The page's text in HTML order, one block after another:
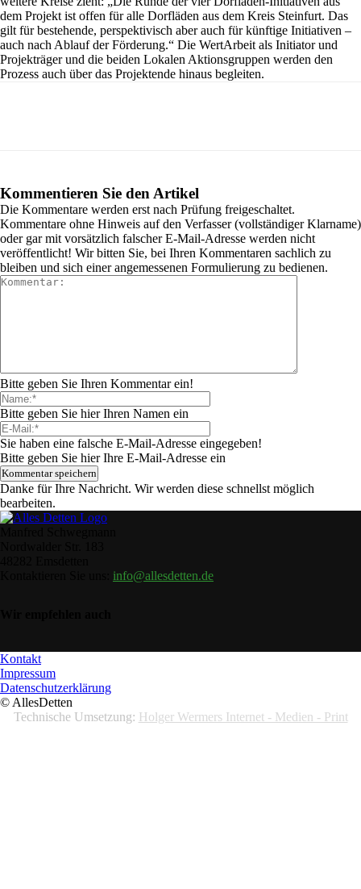
dem Projekt ist offen für alle Dorfläden aus dem Kreis Steinfurt. Das
gilt für bestehende, perspektivisch aber auch für künftige Initiativen –
auch nach Ablauf der Förderung.“ Die WertArbeit als Initiator und
Projekträger und die beiden Lokalen Aktionsgruppen werden den
Prozess auch über das Projektende hinaus begleiten.
Kommentieren Sie den Artikel
Die Kommentare werden erst nach Prüfung freigeschaltet.
Kommentare ohne Hinweis auf den Verfasser (vollständiger Klarname)
oder gar mit vorsätzlich falscher E-Mail-Adresse werden nicht
veröffentlicht! Wir bitten Sie, bei Ihren Kommentaren sachlich zu
bleiben und sich einer angemessenen Formulierung zu bedienen.
Bitte geben Sie Ihren Kommentar ein!
Bitte geben Sie hier Ihren Namen ein
Sie haben eine falsche E-Mail-Adresse eingegeben!
Bitte geben Sie hier Ihre E-Mail-Adresse ein
Danke für Ihre Nachricht. Wir werden diese schnellst möglich
bearbeiten.
info@allesdetten.de
Kontakt
Impressum
Datenschutzerklärung
© AllesDetten
Technische Umsetzung: Holger Wermers Internet - Medien - Print